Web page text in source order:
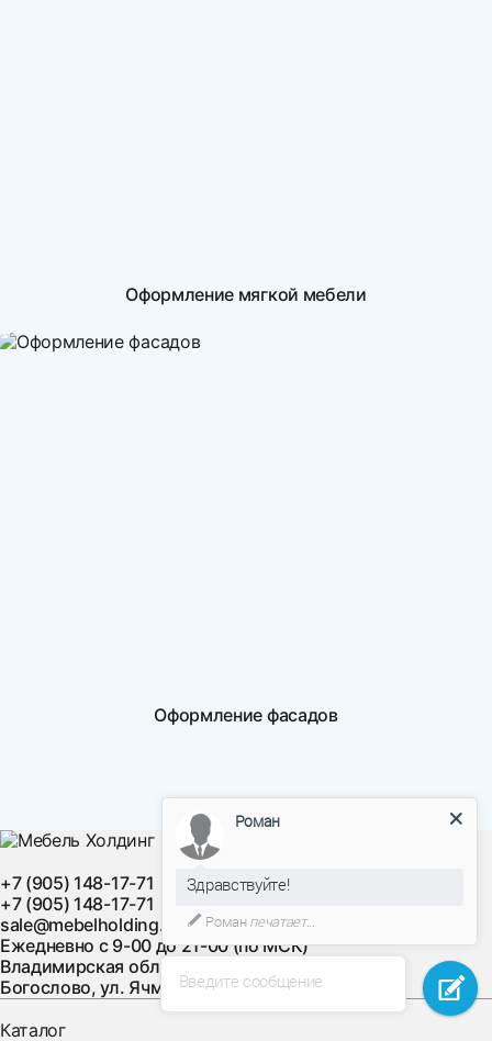
Оформление мягкой мебели
Оформление фасадов
+7 (905) 148-17-71
+7 (905) 148-17-71
sale@mebelholding.ru
Ежедневно с 9-00 до 21-00 (по МСК)
Владимирская область, Суздальский район, с.
Богослово, ул. Ячменная, д. 10
Каталог
Введите сообщение
Роман
Здравствуйте!
Романпечатает...